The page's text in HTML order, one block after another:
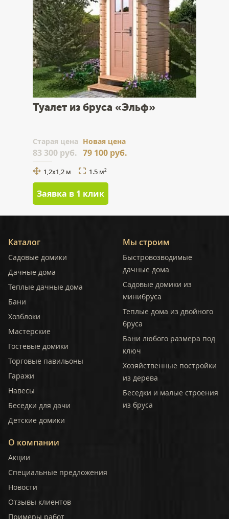
Туалет из бруса «Эльф»
Cтарая цена
83 300 руб.
Новая цена
79 100 руб.
1,2x1,2 м 1.5 м2
Заявка в 1 клик
Каталог
Садовые домики
Дачные дома
Теплые дачные дома
Бани
Хозблоки
Мастерские
Гостевые домики
Торговые павильоны
Гаражи
Навесы
Беседки для дачи
Детские домики
Мы строим
Быстровозводимые
дачные дома
Садовые домики из
минибруса
Теплые дома из двойного
бруса
Бани любого размера под
ключ
Хозяйственные постройки
из дерева
Беседки и малые строения
из бруса
О компании
Акции
Специальные предложения
Новости
Отзывы клиентов
Примеры работ